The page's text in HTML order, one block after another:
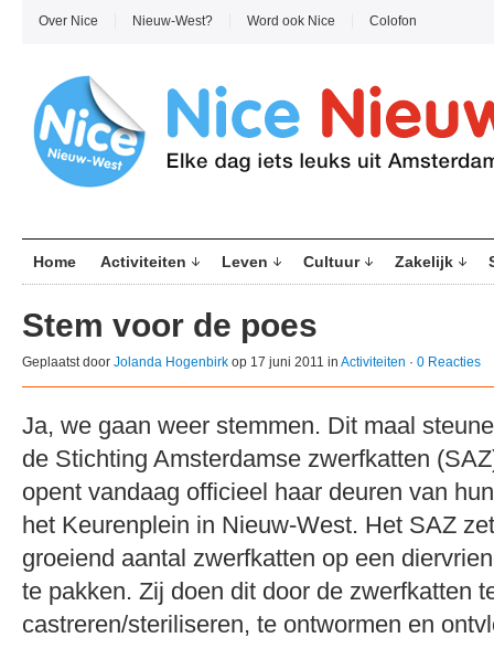
Over Nice Nieuw-West? Word ook Nice Colofon
Home Activiteiten Leven Cultuur Zakelijk
Stem voor de poes
Geplaatst door Jolanda Hogenbirk op 17 juni 2011 in Activiteiten · 0 Reacties
Ja, we gaan weer stemmen. Dit maal
de Stichting Amsterdamse zwerfkatten
opent vandaag officieel haar deuren van
het Keurenplein in Nieuw-West. Het SAZ
groeiend aantal zwerfkatten op een
te pakken. Zij doen dit door de zwerfkatten
castreren/steriliseren, te ontwormen en